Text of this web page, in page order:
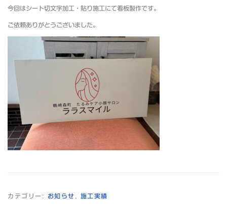
今回はシート切文字加工・貼り施工にて看板製作です。
ご依頼ありがとうございました。
カテゴリー: お知らせ 施工実績